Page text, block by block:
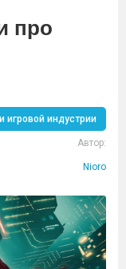
про
игровой индустрии
Автор:
Nioro